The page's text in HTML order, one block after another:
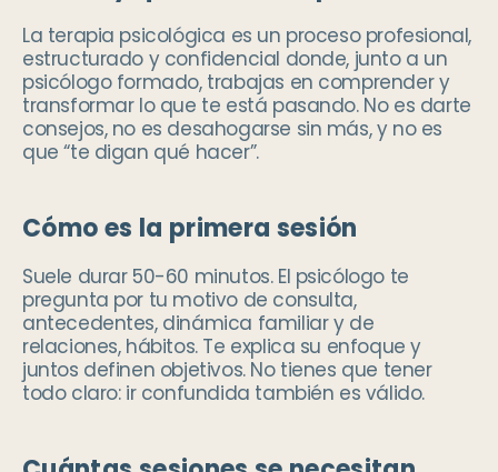
La terapia psicológica es un proceso profesional,
estructurado y confidencial donde, junto a un
psicólogo formado, trabajas en comprender y
transformar lo que te está pasando. No es darte
consejos, no es desahogarse sin más, y no es
que “te digan qué hacer”.
Cómo es la primera sesión
Suele durar 50-60 minutos. El psicólogo te
pregunta por tu motivo de consulta,
antecedentes, dinámica familiar y de
relaciones, hábitos. Te explica su enfoque y
juntos definen objetivos. No tienes que tener
todo claro: ir confundida también es válido.